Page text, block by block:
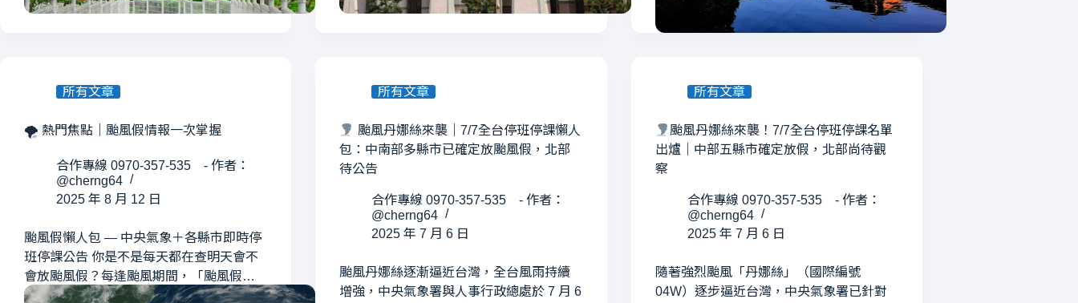
所有文章
🌪 熱門焦點｜颱風假情報一次掌握
合作專線 0970-357-535 - 作者：
@cherng64
2025 年 8 月 12 日
颱風假懶人包 — 中央氣象＋各縣市即時停
班停課公告 你是不是每天都在查明天會不
會放颱風假？每逢颱風期間，「颱風假…
所有文章
颱風丹娜絲來襲｜7/7全台停班停課懶人
包：中南部多縣市已確定放颱風假，北部
待公告
合作專線 0970-357-535 - 作者：
@cherng64
2025 年 7 月 6 日
颱風丹娜絲逐漸逼近台灣，全台風雨持續
增強，中央氣象署與人事行政總處於 7 月 6
所有文章
颱風丹娜絲來襲！7/7全台停班停課名單
出爐｜中部五縣市確定放假，北部尚待觀
察
合作專線 0970-357-535 - 作者：
@cherng64
2025 年 7 月 6 日
隨著強烈颱風「丹娜絲」（國際編號
04W）逐步逼近台灣，中央氣象署已針對